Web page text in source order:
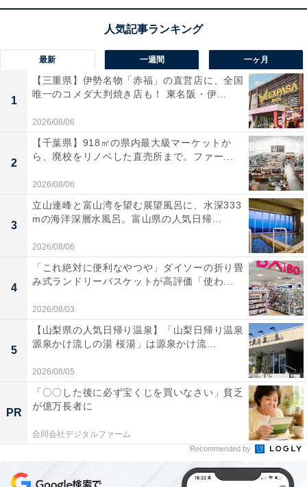
HD 200万画素 GPS搭載 日本製 夜間対応 HDR965GW
Amazonで見る
「夜間でもクリアに映る」。「HDR965GW」に届
いた口コミは？
実際に「HDR965GW」を使用するユーザーからは、ど
のような声が届いているのでしょうか。インターネット
上で目立った声を抜粋して紹介します。
画質がとても綺麗で、夜間の街灯が少ない道路でも
前後の車のナンバーがはっきりと確認できるので非
常に安心感があります。
最新 一週間 一ヶ月
1
【三重県】伊勢名物「赤福」の直営店に、全国
唯一のコメダ大判焼き店も！ 東名阪・伊...
2026/08/06
2
【千葉県】918㎡の県内最大級マーケットか
ら、廃校をリノベした直売所まで。ファー...
2026/08/06
3
立山連峰と富山湾を望む展望風呂に、水深333
mの海洋深層水風呂。富山県の人気日帰...
2026/08/06
4
「これ絶対に便利なやつや」ダイソーの折り畳
み式ランドリーバスケットが高評価「使わ...
2026/08/03
5
【山梨県の人気日帰り温泉】「山梨日帰り温泉
源泉かけ流しの湯 桜湯」は源泉かけ流...
2026/08/05
PR
「〇〇した後に必ず宝くじを買いなさい」貧乏
が億万長者に
合同会社デジタルファーム
Recommended by